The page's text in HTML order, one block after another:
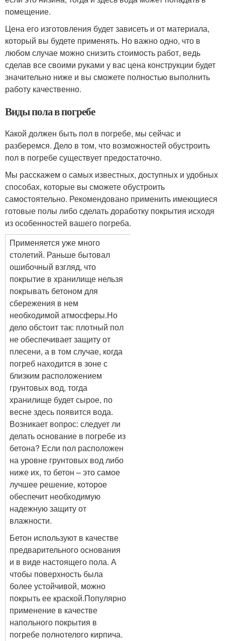
помещение.
Цена его изготовления будет зависеть и от материала,
который вы будете применять. Но важно одно, что в
любом случае можно снизить стоимость работ, ведь
сделав все своими руками у вас цена конструкции будет
значительно ниже и вы сможете полностью выполнить
работу качественно.
Виды пола в погребе
Какой должен быть пол в погребе, мы сейчас и
разберемся. Дело в том, что возможностей обустроить
пол в погребе существует предостаточно.
Мы расскажем о самых известных, доступных и удобных
способах, которые вы сможете обустроить
самостоятельно. Рекомендовано применить имеющиеся
готовые полы либо сделать доработку покрытия исходя
из особенностей вашего погреба.
Применяется уже много
столетий. Раньше бытовал
ошибочный взгляд, что
покрытие в хранилище нельзя
покрывать бетоном для
сбережения в нем
необходимой атмосферы.Но
дело обстоит так: плотный пол
не обеспечивает защиту от
плесени, а в том случае, когда
погреб находится в зоне с
близким расположением
грунтовых вод, тогда
хранилище будет сырое, по
весне здесь появится вода.
Возникает вопрос: следует ли
делать основание в погребе из
бетона? Если пол расположен
на уровне грунтовых вод либо
ниже их, то бетон – это самое
лучшее решение, которое
обеспечит необходимую
надежную защиту от
влажности.
Бетон используют в качестве
предварительного основания
и в виде настоящего пола. А
чтобы поверхность была
более устойчивой, можно
покрыть ее краской.Популярно
применение в качестве
напольного покрытия в
погребе полнотелого кирпича.